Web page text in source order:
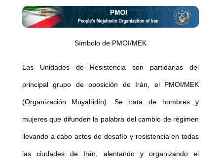
Símbolo de PMOI/MEK
Las Unidades de Resistencia son partidarias del
principal grupo de oposición de Irán, el PMOI/MEK
(Organización Muyahidín). Se trata de hombres y
mujeres que difunden la palabra del cambio de régimen
llevando a cabo actos de desafío y resistencia en todas
las ciudades de Irán, alentando y organizando el